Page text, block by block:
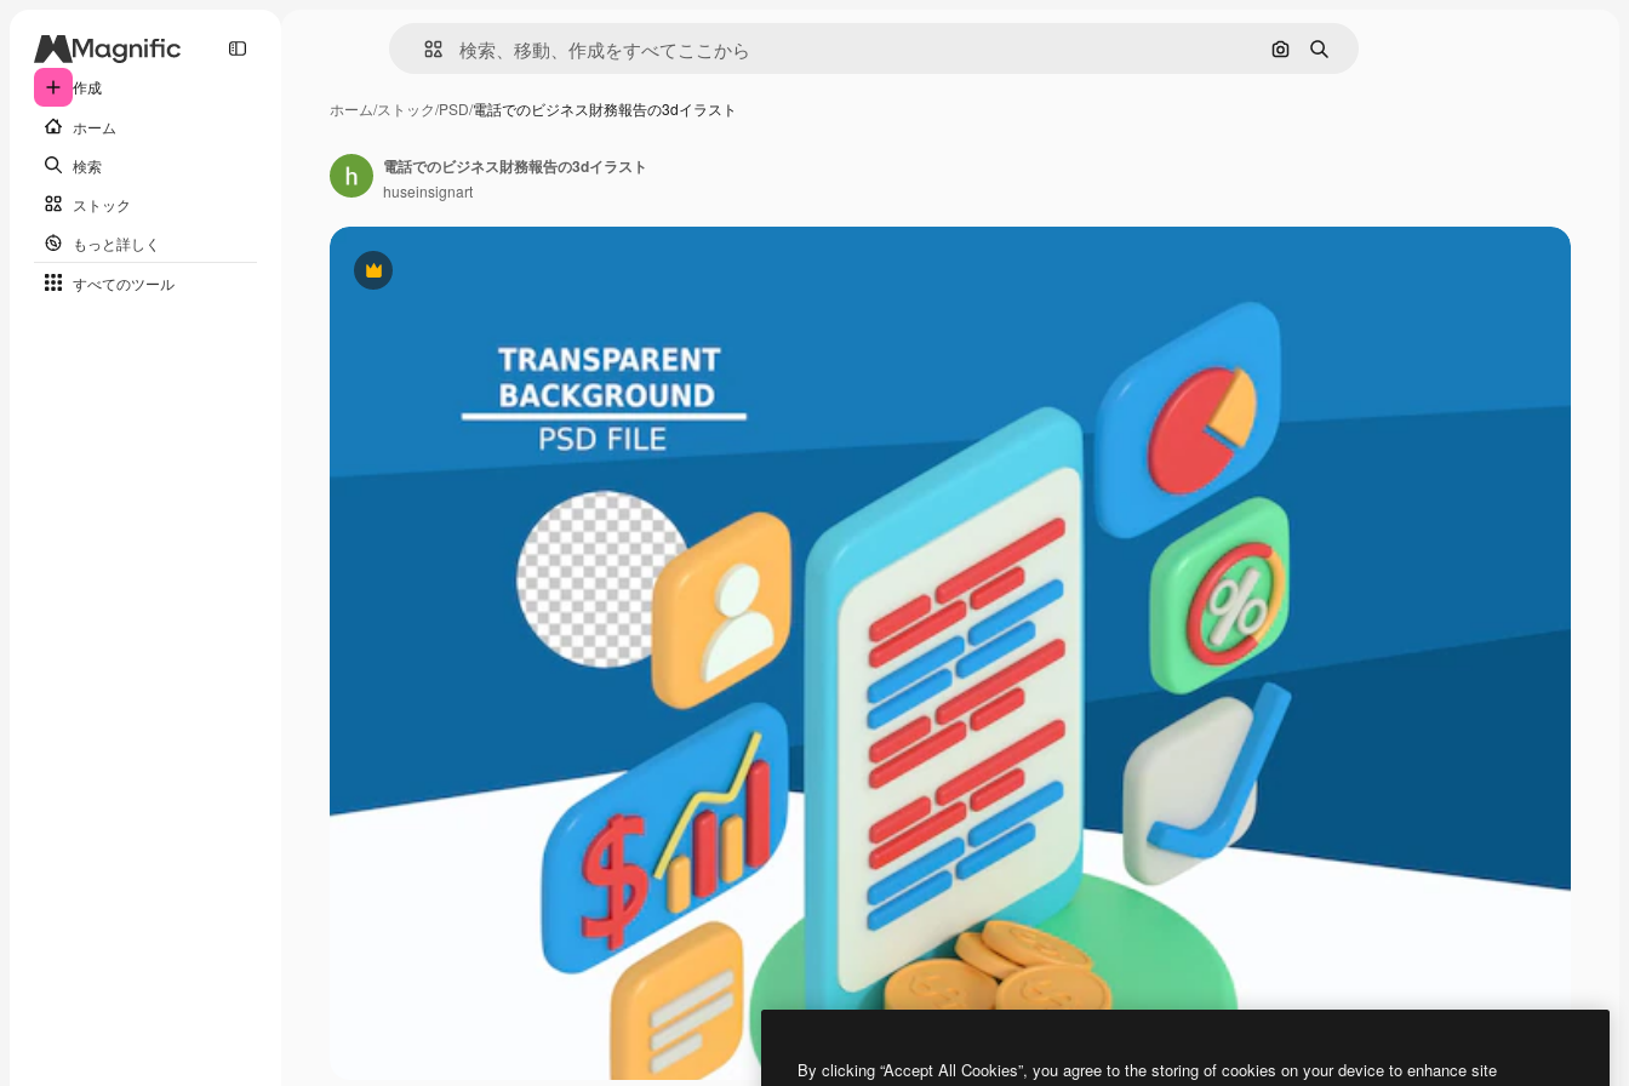
作成
ホーム
検索
ストック
もっと詳しく
すべてのツール
画像で検索
検索
ホーム/ストック/PSD/電話でのビジネス財務報告の3dイラスト
Premium
電話でのビジネス財務報告の3dイラスト
huseinsignart
By clicking “Accept All Cookies”, you agree to the storing of cookies on your device to enhance site